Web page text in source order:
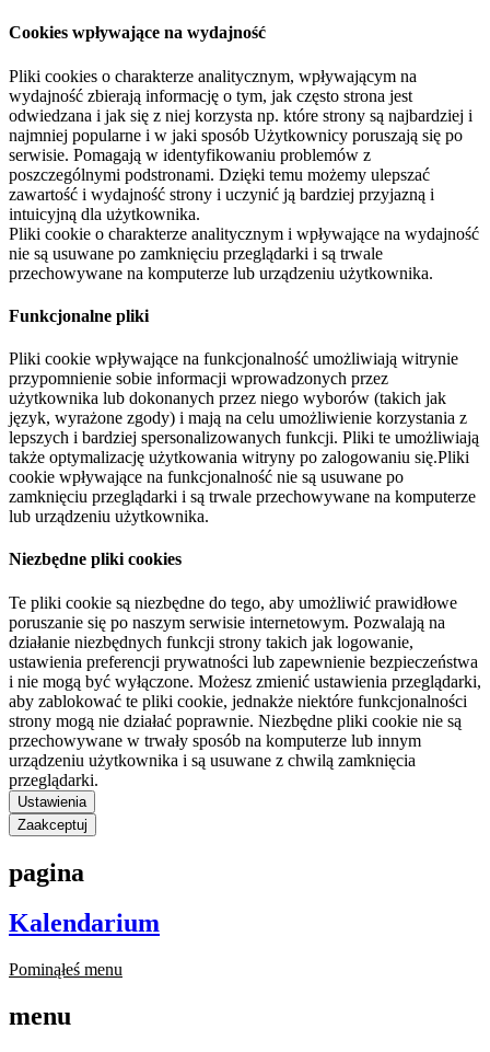
Cookies wpływające na wydajność
Pliki cookies o charakterze analitycznym, wpływającym na
wydajność zbierają informację o tym, jak często strona jest
odwiedzana i jak się z niej korzysta np. które strony są najbardziej i
najmniej popularne i w jaki sposób Użytkownicy poruszają się po
serwisie. Pomagają w identyfikowaniu problemów z
poszczególnymi podstronami. Dzięki temu możemy ulepszać
zawartość i wydajność strony i uczynić ją bardziej przyjazną i
intuicyjną dla użytkownika.
Pliki cookie o charakterze analitycznym i wpływające na wydajność
nie są usuwane po zamknięciu przeglądarki i są trwale
przechowywane na komputerze lub urządzeniu użytkownika.
Funkcjonalne pliki
Pliki cookie wpływające na funkcjonalność umożliwiają witrynie
przypomnienie sobie informacji wprowadzonych przez
użytkownika lub dokonanych przez niego wyborów (takich jak
język, wyrażone zgody) i mają na celu umożliwienie korzystania z
lepszych i bardziej spersonalizowanych funkcji. Pliki te umożliwiają
także optymalizację użytkowania witryny po zalogowaniu się.Pliki
cookie wpływające na funkcjonalność nie są usuwane po
zamknięciu przeglądarki i są trwale przechowywane na komputerze
lub urządzeniu użytkownika.
Niezbędne pliki cookies
Te pliki cookie są niezbędne do tego, aby umożliwić prawidłowe
poruszanie się po naszym serwisie internetowym. Pozwalają na
działanie niezbędnych funkcji strony takich jak logowanie,
ustawienia preferencji prywatności lub zapewnienie bezpieczeństwa
i nie mogą być wyłączone. Możesz zmienić ustawienia przeglądarki,
aby zablokować te pliki cookie, jednakże niektóre funkcjonalności
strony mogą nie działać poprawnie. Niezbędne pliki cookie nie są
przechowywane w trwały sposób na komputerze lub innym
urządzeniu użytkownika i są usuwane z chwilą zamknięcia
przeglądarki.
Ustawienia
Zaakceptuj
pagina
Kalendarium
Pominąłeś menu
menu